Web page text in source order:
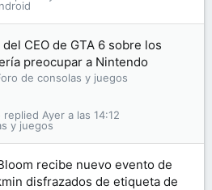
del CEO de GTA 6 sobre los
preocupar a Nintendo
de consolas y juegos
y juegos
Ayer a las 14:12
recibe nuevo evento de
disfrazados de etiqueta de